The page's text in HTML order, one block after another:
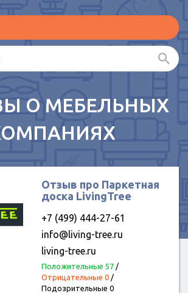
О МЕБЕЛЬНЫХ
Отзыв про Паркетная
доска LivingTree
+7 (499) 444-27-61
info@living-tree.ru
living-tree.ru
Положительные 57/
Отрицательные 0/
Подозрительные 0